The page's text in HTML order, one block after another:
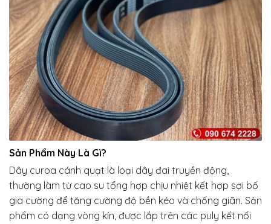
Sản Phẩm Này Là Gì?
Dây curoa cánh quạt là loại dây đai truyền động,
thường làm từ cao su tổng hợp chịu nhiệt kết hợp sợi bố
gia cường để tăng cường độ bền kéo và chống giãn. Sản
phẩm có dạng vòng kín, được lắp trên các puly kết nối